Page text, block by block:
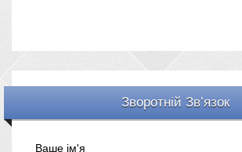
Зворотній Зв’язок
Ваше ім'я